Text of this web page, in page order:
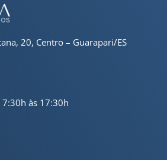
20, Centro – Guarapari/ES
7:30h às 17:30h